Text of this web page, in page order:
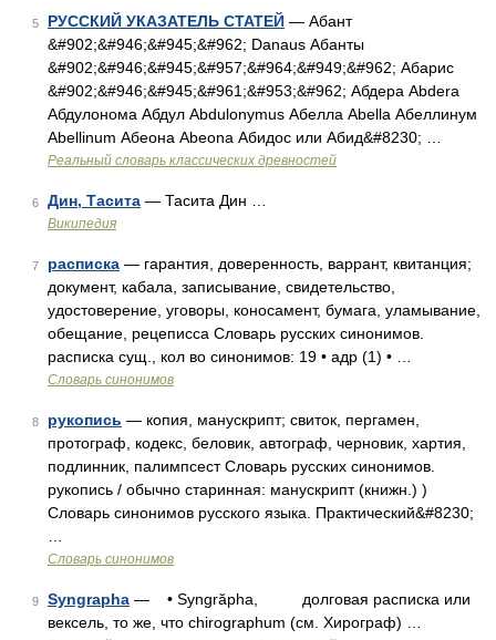
5 РУССКИЙ УКАЗАТЕЛЬ СТАТЕЙ — Абант
&#902;&#946;&#945;&#962; Danaus Абанты
&#902;&#946;&#945;&#957;&#964;&#949;&#962; Абарис
&#902;&#946;&#945;&#961;&#953;&#962; Абдера Abdera
Абдулонома Абдул Abdulonymus Абелла Abella Абеллинум
Abellinum Абеона Abeona Абидос или Абид&#8230; …
Реальный словарь классических древностей
6 Дин, Тасита — Тасита Дин …
Википедия
7 расписка — гарантия, доверенность, варрант, квитанция;
документ, кабала, записывание, свидетельство,
удостоверение, уговоры, коносамент, бумага, уламывание,
обещание, рецеписса Словарь русских синонимов.
расписка сущ., кол во синонимов: 19 • адр (1) • …
Словарь синонимов
8 рукопись — копия, манускрипт; свиток, пергамен,
протограф, кодекс, беловик, автограф, черновик, хартия,
подлинник, палимпсест Словарь русских синонимов.
рукопись / обычно старинная: манускрипт (книжн.) )
Словарь синонимов русского языка. Практический&#8230;
Словарь синонимов
9 Syngrapha — • Syngrăpha, долговая расписка или
вексель, то же, что chirographum (см. Хирограф) …